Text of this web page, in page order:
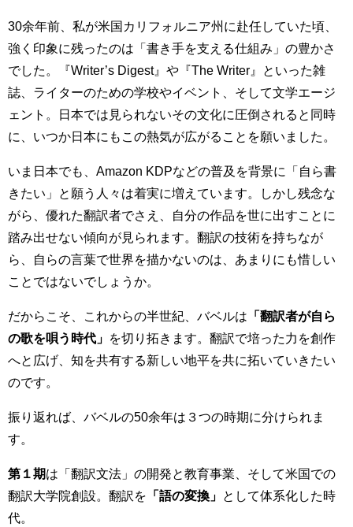
30余年前、私が米国カリフォルニア州に赴任していた頃、
強く印象に残ったのは「書き手を支える仕組み」の豊かさ
でした。『Writer’s Digest』や『The Writer』といった雑
誌、ライターのための学校やイベント、そして文学エージ
ェント。日本では見られないその文化に圧倒されると同時
に、いつか日本にもこの熱気が広がることを願いました。
いま日本でも、Amazon KDPなどの普及を背景に「自ら書
きたい」と願う人々は着実に増えています。しかし残念な
がら、優れた翻訳者でさえ、自分の作品を世に出すことに
踏み出せない傾向が見られます。翻訳の技術を持ちなが
ら、自らの言葉で世界を描かないのは、あまりにも惜しい
ことではないでしょうか。
だからこそ、これからの半世紀、バベルは 「翻訳者が自ら
の歌を唄う時代」
を切り拓きます。翻訳で培った力を創作
へと広げ、知を共有する新しい地平を共に拓いていきたい
のです。
振り返れば、バベルの50余年は３つの時期に分けられま
す。
第１期は「翻訳文法」の開発と教育事業、そして米国での
翻訳大学院創設。翻訳を 「語の変換」
として体系化した時
代。